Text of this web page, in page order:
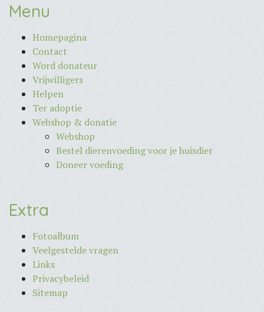
Menu
Homepagina
Contact
Word donateur
Vrijwilligers
Helpen
Ter adoptie
Webshop & donatie
Webshop
Bestel dierenvoeding voor je huisdier
Doneer voeding
Extra
Fotoalbum
Veelgestelde vragen
Links
Privacybeleid
Sitemap